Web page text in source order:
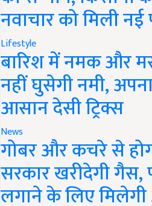
नवाचार को मिली
Lifestyle
बारिश में नमक और
नहीं घुसेगी नमी,
आसान देसी ट्रिक्स
News
गोबर और कचरे से
सरकार खरीदेगी गैस,
लगाने के लिए